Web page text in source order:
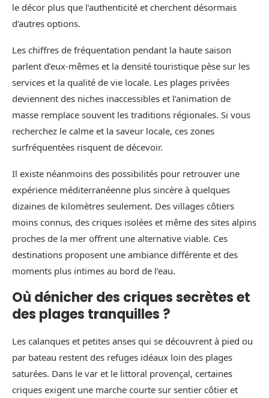
le décor plus que l’authenticité et cherchent désormais
d’autres options.
Les chiffres de fréquentation pendant la haute saison
parlent d’eux-mêmes et la densité touristique pèse sur les
services et la qualité de vie locale. Les plages privées
deviennent des niches inaccessibles et l’animation de
masse remplace souvent les traditions régionales. Si vous
recherchez le calme et la saveur locale, ces zones
surfréquentées risquent de décevoir.
Il existe néanmoins des possibilités pour retrouver une
expérience méditerranéenne plus sincère à quelques
dizaines de kilomètres seulement. Des villages côtiers
moins connus, des criques isolées et même des sites alpins
proches de la mer offrent une alternative viable. Ces
destinations proposent une ambiance différente et des
moments plus intimes au bord de l’eau.
Où dénicher des criques secrètes et
des plages tranquilles ?
Les calanques et petites anses qui se découvrent à pied ou
par bateau restent des refuges idéaux loin des plages
saturées. Dans le var et le littoral provençal, certaines
criques exigent une marche courte sur sentier côtier et